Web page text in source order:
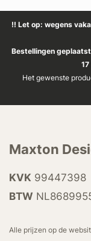
!! Let op: wegens
Bestellingen
Het gewenste
Maxton
KVK 99447398
BTW
Alle prijzen op de